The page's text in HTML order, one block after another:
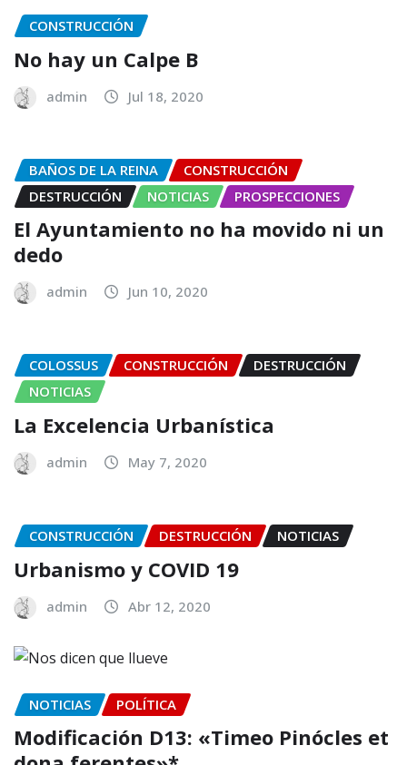
CONSTRUCCIÓN
No hay un Calpe B
admin Jul 18, 2020
BAÑOS DE LA REINA
CONSTRUCCIÓN
DESTRUCCIÓN
NOTICIAS PROSPECCIONES
El Ayuntamiento no ha movido ni un
dedo
admin Jun 10, 2020
COLOSSUS CONSTRUCCIÓN
DESTRUCCIÓN
NOTICIAS
La Excelencia Urbanística
admin May 7, 2020
CONSTRUCCIÓN DESTRUCCIÓN NOTICIAS
Urbanismo y COVID 19
admin Abr 12, 2020
NOTICIAS POLÍTICA
Modificación D13: «Timeo Pinócles et